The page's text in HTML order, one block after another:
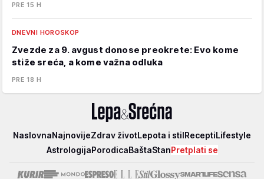
PRE 15 H
DNEVNI HOROSKOP
Zvezde za 9. avgust donose preokrete: Evo kome
stiže sreća, a kome važna odluka
PRE 18 H
Lepa
NaslovnaNajnovijeZdrav životLepota i stilReceptiLifestyle
AstrologijaPorodicaBaštaStanPretplati se